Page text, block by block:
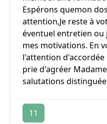
Espérons quemon
attention,Je reste à
éventuel entretien
mes motivations. En
l'attention d'accordée
prie d'agréer
salutations
11